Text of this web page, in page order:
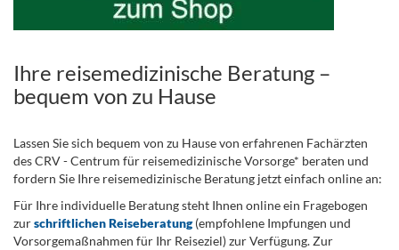
Ihre reisemedizinische Beratung –
bequem von zu Hause
Lassen Sie sich bequem von zu Hause von erfahrenen Fachärzten
des CRV - Centrum für reisemedizinische Vorsorge* beraten und
fordern Sie Ihre reisemedizinische Beratung jetzt einfach online an:
Für Ihre individuelle Beratung steht Ihnen online ein Fragebogen
zurschriftlichen Reiseberatung(empfohlene Impfungen und
Vorsorgemaßnahmen für Ihr Reiseziel) zur Verfügung. Zur